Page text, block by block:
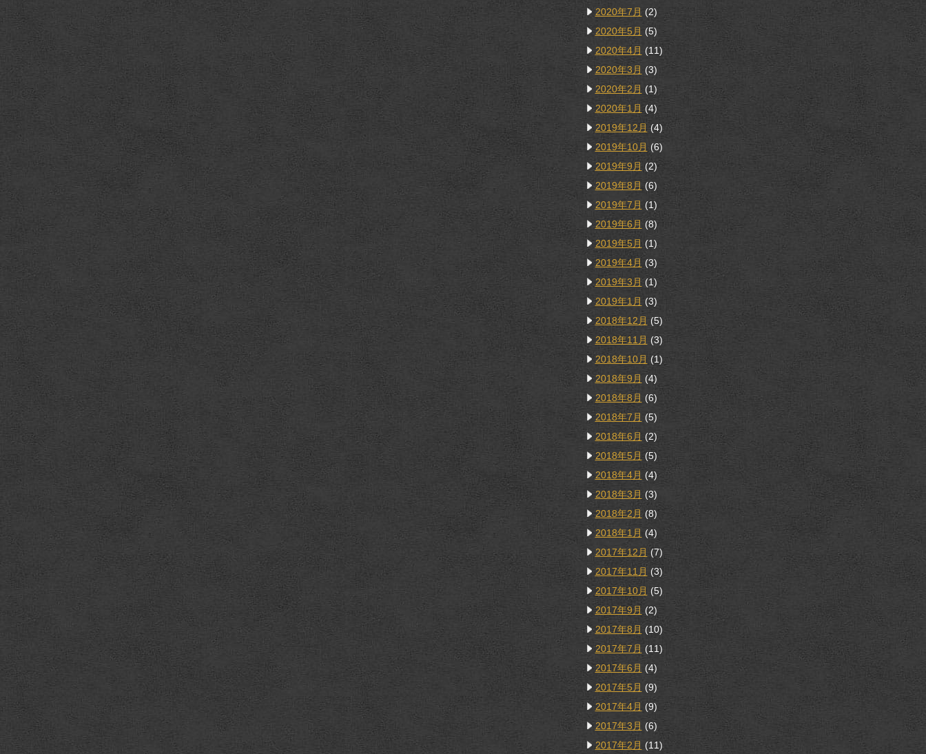
2020年7月 (2)
2020年5月 (5)
2020年4月 (11)
2020年3月 (3)
2020年2月 (1)
2020年1月 (4)
2019年12月 (4)
2019年10月 (6)
2019年9月 (2)
2019年8月 (6)
2019年7月 (1)
2019年6月 (8)
2019年5月 (1)
2019年4月 (3)
2019年3月(1)
2019年1月 (3)
2018年12月 (5)
2018年11月 (3)
2018年10月 (1)
2018年9月 (4)
2018年8月 (6)
2018年7月 (5)
2018年6月 (2)
2018年5月 (5)
2018年4月 (4)
2018年3月 (3)
2018年2月 (8)
2018年1月 (4)
2017年12月 (7)
2017年11月 (3)
2017年10月 (5)
2017年9月 (2)
2017年8月 (10)
2017年7月 (11)
2017年6月 (4)
2017年5月 (9)
2017年4月 (9)
2017年3月 (6)
2017年2月 (11)